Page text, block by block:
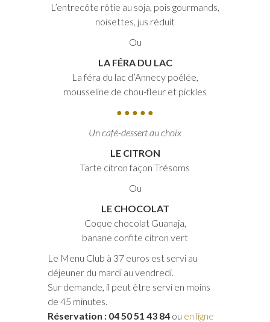
L’entrecôte rôtie au soja, pois gourmands,
noisettes, jus réduit
Ou
LA FÉRA DU LAC
La féra du lac d’Annecy poêlée,
mousseline de chou-fleur et pickles
● ● ● ● ●
Un café-dessert au choix
LE CITRON
Tarte citron façon Trésoms
Ou
LE CHOCOLAT
Coque chocolat Guanaja,
banane confite citron vert
Le Menu Club à 37 euros est servi au
déjeuner du mardi au vendredi.
Sur demande, il peut être servi en moins
de 45 minutes.
Réservation : 04 50 51 43 84 ou en ligne